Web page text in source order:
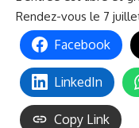
Rendez-vous le 7
Facebook
LinkedIn
Copy Link